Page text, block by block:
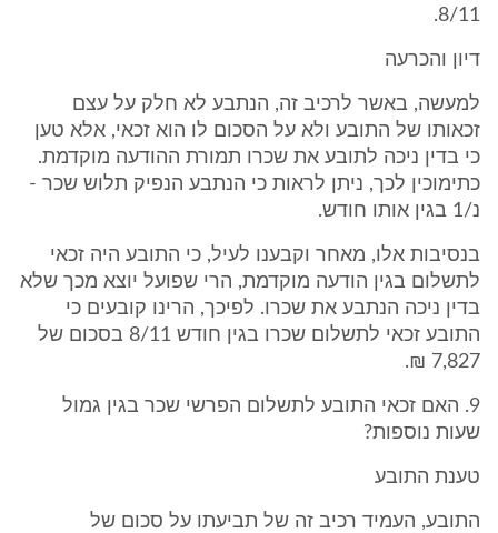
8/11.
דיון והכרעה
למעשה, באשר לרכיב זה, הנתבע לא חלק על עצם
זכאותו של התובע ולא על הסכום לו הוא זכאי, אלא טען
כי בדין ניכה לתובע את שכרו תמורת ההודעה מוקדמת.
כתימוכין לכך, ניתן לראות כי הנתבע הנפיק תלוש שכר -
נ/1 בגין אותו חודש.
בנסיבות אלו, מאחר וקבענו לעיל, כי התובע היה זכאי
לתשלום בגין הודעה מוקדמת, הרי שפועל יוצא מכך שלא
בדין ניכה הנתבע את שכרו. לפיכך, הרינו קובעים כי
התובע זכאי לתשלום שכרו בגין חודש 8/11 בסכום של
7,827 ₪.
9. האם זכאי התובע לתשלום הפרשי שכר בגין גמול
שעות נוספות?
טענת התובע
התובע, העמיד רכיב זה של תביעתו על סכום של